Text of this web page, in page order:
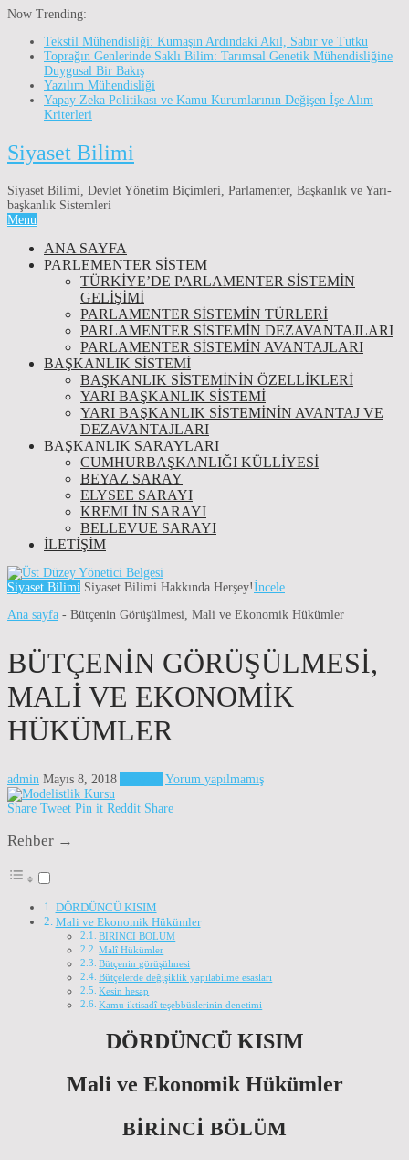
Now Trending:
Tekstil Mühendisliği: Kumaşın Ardındaki Akıl, Sabır ve Tutku
Toprağın Genlerinde Saklı Bilim: Tarımsal Genetik Mühendisliğine
Duygusal Bir Bakış
Yazılım Mühendisliği
Yapay Zeka Politikası ve Kamu Kurumlarının Değişen İşe Alım
Kriterleri
Siyaset Bilimi
Siyaset Bilimi, Devlet Yönetim Biçimleri, Parlamenter, Başkanlık ve Yarı-
başkanlık Sistemleri
Menu
ANA SAYFA
PARLEMENTER SİSTEM
TÜRKIYE’DE PARLAMENTER SISTEMIN
GELIŞIMI
PARLAMENTER SİSTEMİN TÜRLERİ
PARLAMENTER SİSTEMİN DEZAVANTAJLARI
PARLAMENTER SİSTEMİN AVANTAJLARI
BAŞKANLIK SİSTEMİ
BAŞKANLIK SISTEMININ ÖZELLIKLERI
YARI BAŞKANLIK SISTEMI
YARI BAŞKANLIK SISTEMININ AVANTAJ VE
DEZAVANTAJLARI
BAŞKANLIK SARAYLARI
CUMHURBAŞKANLIĞI KÜLLİYESİ
BEYAZ SARAY
ELYSEE SARAYI
KREMLIN SARAYI
BELLEVUE SARAYI
İLETIŞIM
Siyaset Bilimi Siyaset Bilimi Hakkında Herşey!İncele
Ana sayfa - Bütçenin Görüşülmesi, Mali ve Ekonomik Hükümler
BÜTÇENIN GÖRÜŞÜLMESI,
MALI VE EKONOMIK
HÜKÜMLER
admin Mayıs 8, 2018 Yorum yapılmamış
Share Tweet Pin it Reddit Share
Rehber →
DÖRDÜNCÜ KISIM
Mali ve Ekonomik Hükümler
BİRİNCİ BÖLÜM
Malî Hükümler
Bütçenin görüşülmesi
Bütçelerde değişiklik yapılabilme esasları
Kesin hesap
Kamu iktisadî teşebbüslerinin denetimi
DÖRDÜNCÜ KISIM
Mali ve Ekonomik Hükümler
BİRİNCİ BÖLÜM